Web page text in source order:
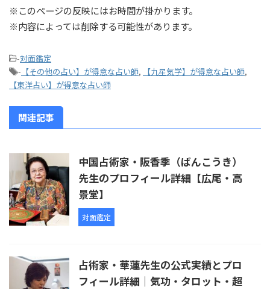
※このページの反映にはお時間が掛かります。
※内容によっては削除する可能性があります。
-対面鑑定
- 【その他の占い】が得意な占い師, 【九星気学】が得意な占い師,
【東洋占い】が得意な占い師
関連記事
中国占術家・阪香季（ばんこうき）
先生のプロフィール詳細【広尾・高
景堂】
対面鑑定
占術家・華蓮先生の公式実績とプロ
フィール詳細｜気功・タロット・超